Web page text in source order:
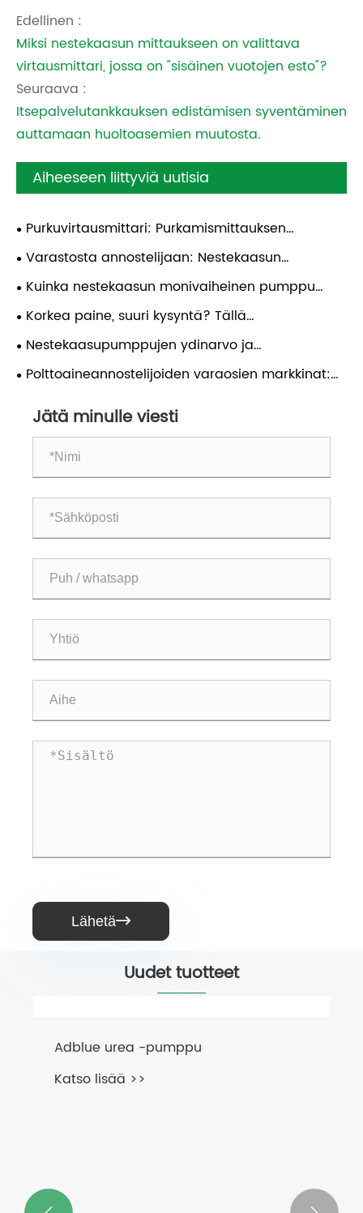
Edellinen :
Miksi nestekaasun mittaukseen on valittava
virtausmittari, jossa on "sisäinen vuotojen esto"?
Seuraava :
Itsepalvelutankkauksen edistämisen syventäminen
auttamaan huoltoasemien muutosta.
Aiheeseen liittyviä uutisia
Purkuvirtausmittari: Purkamismittauksen
siirtäminen "arviointiajan" ulkopuolelle
Varastosta annostelijaan: Nestekaasun
monivaiheinen pumppu, joka pitää asiat liikkeessä
Kuinka nestekaasun monivaiheinen pumppu
täyttää korkeapaineen siirtovaatimukset?
Korkea paine, suuri kysyntä? Tällä
nestekaasupumpulla on vastaus
Nestekaasupumppujen ydinarvo ja
sovellusanalyysi sylinterin täytössä
Polttoaineannostelijoiden varaosien markkinat:
Jätä minulle viesti
Lähetä
Uudet tuotteet
Adblue urea -pumppu
Katso lisää >>